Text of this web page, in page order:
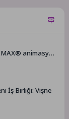
animasyon
İş Birliği: Vişne